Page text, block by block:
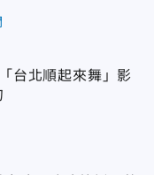
台北順起來舞」影